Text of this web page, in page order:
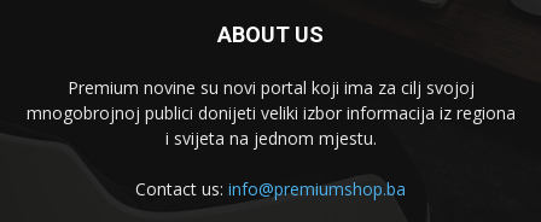
ABOUT US
Premium novine su novi portal koji ima za cilj svojoj
mnogobrojnoj publici donijeti veliki izbor informacija iz regiona
i svijeta na jednom mjestu.
Contact us: info@premiumshop.ba